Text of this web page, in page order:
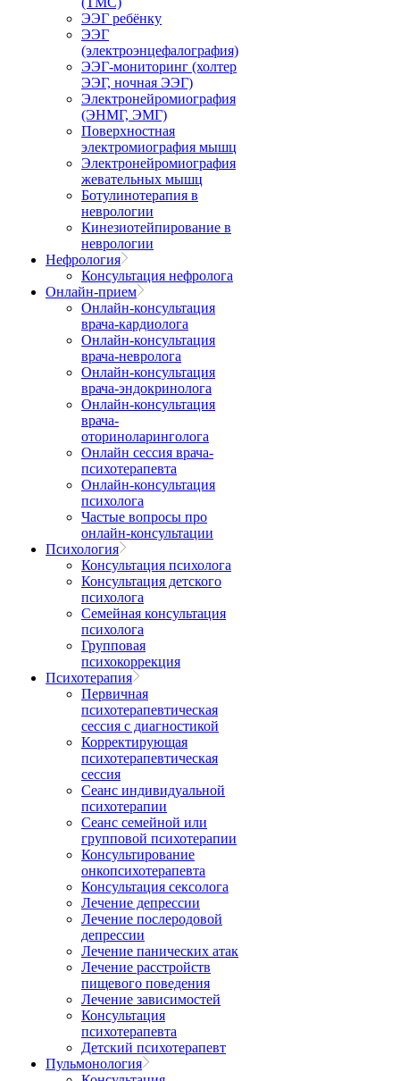
ЭЭГ ребёнку
ЭЭГ
(электроэнцефалография)
ЭЭГ-мониторинг (холтер
ЭЭГ, ночная ЭЭГ)
Электронейромиография
(ЭНМГ, ЭМГ)
Поверхностная
электромиография мышц
Электронейромиография
жевательных мышц
Ботулинотерапия в
неврологии
Кинезиотейпирование в
неврологии
Нефрология
Консультация нефролога
Онлайн-прием
Онлайн-консультация
врача-кардиолога
Онлайн-консультация
врача-невролога
Онлайн-консультация
врача-эндокринолога
Онлайн-консультация
врача-
оториноларинголога
Онлайн сессия врача-
психотерапевта
Онлайн-консультация
психолога
Частые вопросы про
онлайн-консультации
Психология
Консультация психолога
Консультация детского
психолога
Семейная консультация
психолога
Групповая
психокоррекция
Психотерапия
Первичная
психотерапевтическая
сессия с диагностикой
Корректирующая
психотерапевтическая
сессия
Сеанс индивидуальной
психотерапии
Сеанс семейной или
групповой психотерапии
Консультирование
онкопсихотерапевта
Консультация сексолога
Лечение депрессии
Лечение послеродовой
депрессии
Лечение панических атак
Лечение расстройств
пищевого поведения
Лечение зависимостей
Консультация
психотерапевта
Детский психотерапевт
Пульмонология